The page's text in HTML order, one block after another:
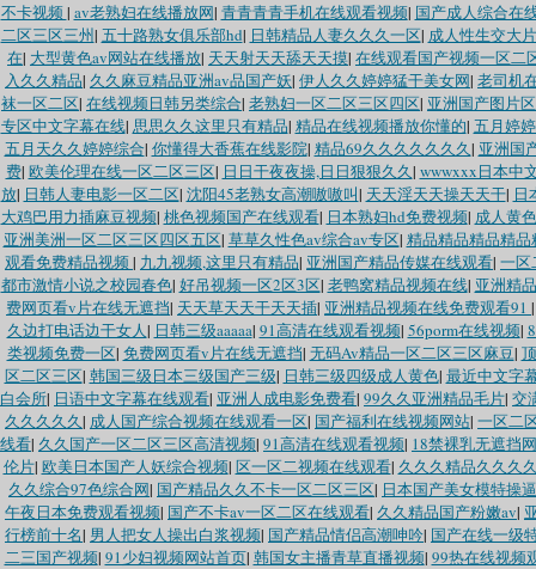
不卡视频| av老熟妇在线播放网| 青青青青手机在线观看视频| 国产成人综合在
二区三区三州| 五十路熟女俱乐部hd| 日韩精品人妻久久久一区| 成人性生交大
在| 大型黄色av网站在线播放| 天天射天天舔天天摸| 在线观看国产视频一区二
入久久精品| 久久麻豆精品亚洲av品国产妖| 伊人久久婷婷猛干美女网| 老司机
袜一区二区| 在线视频日韩另类综合| 老熟妇一区二区三区四区| 亚洲国产图片
专区中文字幕在线| 思思久久这里只有精品| 精品在线视频播放你懂的| 五月婷
五月天久久婷婷综合| 你懂得大香蕉在线影院| 精品69久久久久久久久| 亚洲国
费| 欧美伦理在线一区二区三区| 日日干夜夜操,日日狠狠久久| wwwxxx日本中
放| 日韩人妻电影一区二区| 沈阳45老熟女高潮嗷嗷叫| 天天淫天天操天天干| 日
大鸡巴用力插麻豆视频| 桃色视频国产在线观看| 日本熟妇hd免费视频| 成人黄
亚洲美洲一区二区三区四区五区| 草草久性色av综合av专区| 精品精品精品精
观看免费精品视频| 九九视频,这里只有精品| 亚洲国产精品传媒在线观看| 一区
都市激情小说之校园春色| 好吊视频一区2区3区| 老鸭窝精品视频在线| 亚洲精
费网页看v片在线无遮挡| 天天草天天干天天插| 亚洲精品视频在线免费观看91
久边打电话边干女人| 日韩三级aaaaa| 91高清在线观看视频| 56porm在线视频|
类视频免费一区| 免费网页看v片在线无遮挡| 无码Av精品一区二区三区麻豆|
区二区三区| 韩国三级日本三级国产三级| 日韩三级四级成人黄色| 最近中文字
白会所| 日语中文字幕在线观看| 亚洲人成电影免费看| 99久久亚洲精品毛片| 交
久久久久久| 成人国产综合视频在线观看一区| 国产福利在线视频网站| 一区二
线看| 久久国产一区二区三区高清视频| 91高清在线观看视频| 18禁裸乳无遮挡
伦片| 欧美日本国产人妖综合视频| 区一区二视频在线观看| 久久久精品久久久
久久综合97色综合网| 国产精品久久不卡一区二区三区| 日本国产美女模特操
午夜日本免费观看视频| 国产不卡av一区二区在线观看| 久久精品国产粉嫩av|
行榜前十名| 男人把女人操出白浆视频| 国产精品情侣高潮呻吟| 国产在线一级
二三国产视频| 91少妇视频网站首页| 韩国女主播青草直播视频| 99热在线视频